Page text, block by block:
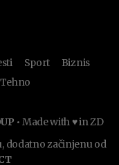
Sport
Biznis
Tehno
• Made with ♥ in ZD
dodatno začinjenu od